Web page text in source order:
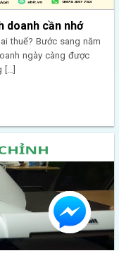
doanh cần nhớ
thuế? Bước sang năm
ngày càng được
[…]